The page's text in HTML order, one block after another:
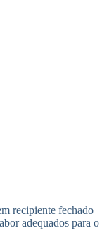
recipiente fechado
adequados para o